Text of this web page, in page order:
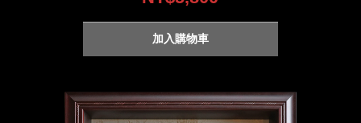
加入購物車